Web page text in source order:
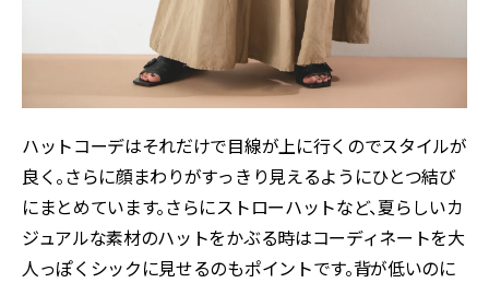
ハットコーデはそれだけで目線が上に行くのでスタイルが
良く。さらに顔まわりがすっきり見えるようにひとつ結び
にまとめています。さらにストローハットなど、夏らしいカ
ジュアルな素材のハットをかぶる時はコーディネートを大
人っぽくシックに見せるのもポイントです。背が低いのに